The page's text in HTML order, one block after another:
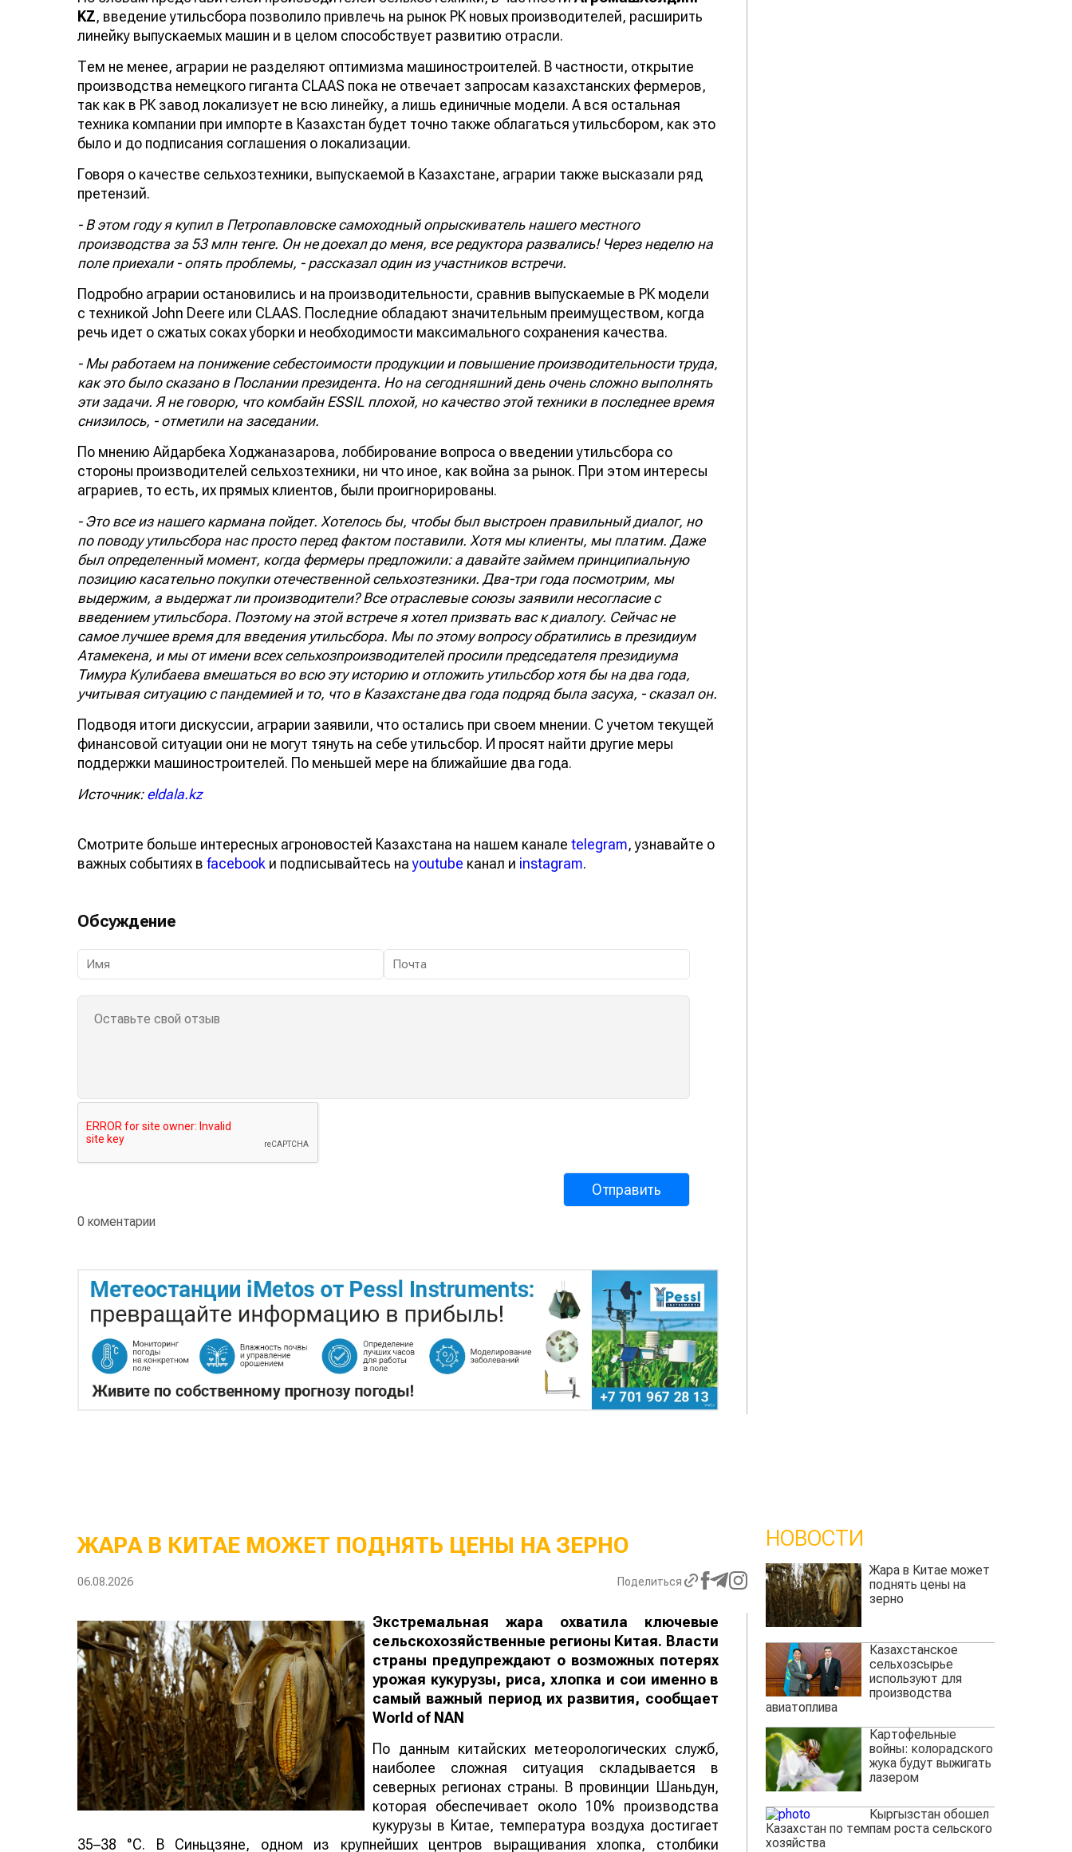
KZ, введение утильсбора позволило привлечь на рынок РК новых производителей, расширить
линейку выпускаемых машин и в целом способствует развитию отрасли.
Тем не менее, аграрии не разделяют оптимизма машиностроителей. В частности, открытие
производства немецкого гиганта CLAAS пока не отвечает запросам казахстанских фермеров,
так как в РК завод локализует не всю линейку, а лишь единичные модели. А вся остальная
техника компании при импорте в Казахстан будет точно также облагаться утильсбором, как это
было и до подписания соглашения о локализации.
Говоря о качестве сельхозтехники, выпускаемой в Казахстане, аграрии также высказали ряд
претензий.
- В этом году я купил в Петропавловске самоходный опрыскиватель нашего местного
производства за 53 млн тенге. Он не доехал до меня, все редуктора развались! Через неделю на
поле приехали - опять проблемы, - рассказал один из участников встречи.
Подробно аграрии остановились и на производительности, сравнив выпускаемые в РК модели
с техникой John Deere или CLAAS. Последние обладают значительным преимуществом, когда
речь идет о сжатых соках уборки и необходимости максимального сохранения качества.
- Мы работаем на понижение себестоимости продукции и повышение производительности труда,
как это было сказано в Послании президента. Но на сегодняшний день очень сложно выполнять
эти задачи. Я не говорю, что комбайн ESSIL плохой, но качество этой техники в последнее время
снизилось, - отметили на заседании.
По мнению Айдарбека Ходжаназарова, лоббирование вопроса о введении утильсбора со
стороны производителей сельхозтехники, ни что иное, как война за рынок. При этом интересы
аграриев, то есть, их прямых клиентов, были проигнорированы.
- Это все из нашего кармана пойдет. Хотелось бы, чтобы был выстроен правильный диалог, но
по поводу утильсбора нас просто перед фактом поставили. Хотя мы клиенты, мы платим. Даже
был определенный момент, когда фермеры предложили: а давайте займем принципиальную
позицию касательно покупки отечественной сельхозтезники. Два-три года посмотрим, мы
выдержим, а выдержат ли производители? Все отраслевые союзы заявили несогласие с
введением утильсбора. Поэтому на этой встрече я хотел призвать вас к диалогу. Сейчас не
самое лучшее время для введения утильсбора. Мы по этому вопросу обратились в президиум
Атамекена, и мы от имени всех сельхозпроизводителей просили председателя президиума
Тимура Кулибаева вмешаться во всю эту историю и отложить утильсбор хотя бы на два года,
учитывая ситуацию с пандемией и то, что в Казахстане два года подряд была засуха, - сказал он.
Подводя итоги дискуссии, аграрии заявили, что остались при своем мнении. С учетом текущей
финансовой ситуации они не могут тянуть на себе утильсбор. И просят найти другие меры
поддержки машиностроителей. По меньшей мере на ближайшие два года.
Источник:eldala.kz
Смотрите больше интересных агроновостей Казахстана на нашем канале telegram, узнавайте о
важных событиях в facebook и подписывайтесь наyoutube канал и instagram.
Обсуждение
0 коментарии
ЖАРА В КИТАЕ МОЖЕТ ПОДНЯТЬ ЦЕНЫ НА ЗЕРНО
06.08.2026 Поделиться
Экстремальная жара охватила ключевые
сельскохозяйственные регионы Китая. Власти
страны предупреждают о возможных потерях
урожая кукурузы, риса, хлопка и сои именно в
самый важный период их развития, сообщает
World of NAN
По данным китайских метеорологических служб,
наиболее сложная ситуация складывается в
северных регионах страны. В провинции Шаньдун,
которая обеспечивает около 10% производства
кукурузы в Китае, температура воздуха достигает
35–38 °C. В Синьцзяне, одном из крупнейших центров выращивания хлопка, столбики
НОВОСТИ
Жара в Китае может
поднять цены на
зерно
Казахстанское
сельхозсырье
используют для
производства
авиатоплива
Картофельные
войны: колорадского
жука будут выжигать
лазером
Кыргызстан обошел
Казахстан по темпам роста сельского
хозяйства